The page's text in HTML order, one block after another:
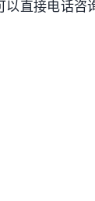
以直接电话咨